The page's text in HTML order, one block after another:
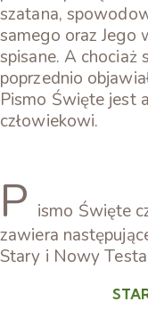
szatana,
samego oraz Jego
spisane. A chociaż
poprzednio
Pismo Święte jest
człowiekowi.
P ismo Święte
zawiera
Stary i Nowy